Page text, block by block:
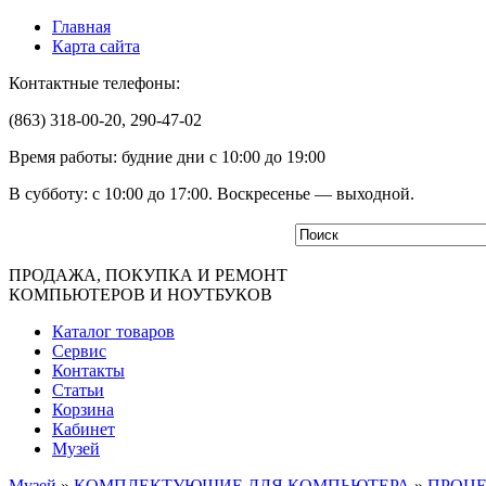
Главная
Карта сайта
Контактные телефоны:
(863) 318-00-20, 290-47-02
Время работы: будние дни с 10:00 до 19:00
В субботу: с 10:00 до 17:00. Воскресенье — выходной.
ПРОДАЖА, ПОКУПКА И РЕМОНТ
КОМПЬЮТЕРОВ И НОУТБУКОВ
Каталог товаров
Сервис
Контакты
Статьи
Корзина
Кабинет
Музей